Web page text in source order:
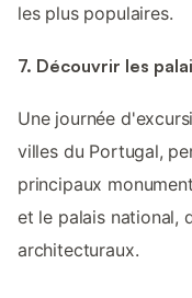
les plus populaires.
7. Découvrir les
Une journée
villes du Portugal,
principaux
et le palais national,
architecturaux.